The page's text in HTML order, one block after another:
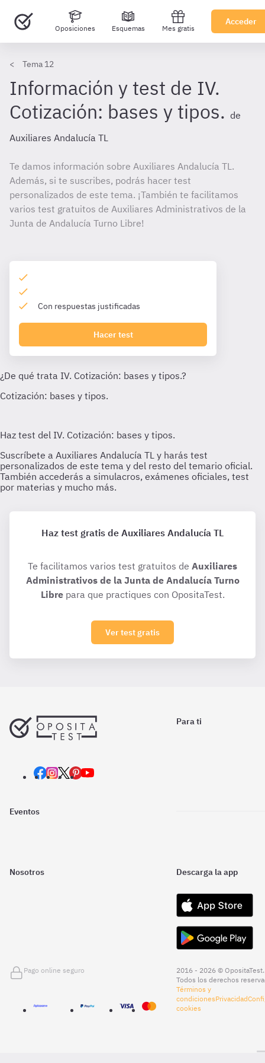
Oposiciones Esquemas Mes gratis
Acceder
Tema 12
Información y test de IV.
Cotización: bases y tipos. de
Auxiliares Andalucía TL
Te damos información sobre Auxiliares Andalucía TL.
Además, si te suscribes, podrás hacer test
personalizados de este tema. ¡También te facilitamos
varios test gratuitos de Auxiliares Administrativos de la
Junta de Andalucía Turno Libre!
Con respuestas justificadas
Hacer test
Haz test gratis de Auxiliares Andalucía TL
Te facilitamos varios test gratuitos de Auxiliares
Administrativos de la Junta de Andalucía Turno
Librepara que practiques con OpositaTest.
Ver test gratis
Para ti
Eventos
Nosotros Descarga la app
Pago online seguro
2016 - 2026 © OpositaTest.
Todos los derechos
Términos y
condicionesPrivacidad
cookies